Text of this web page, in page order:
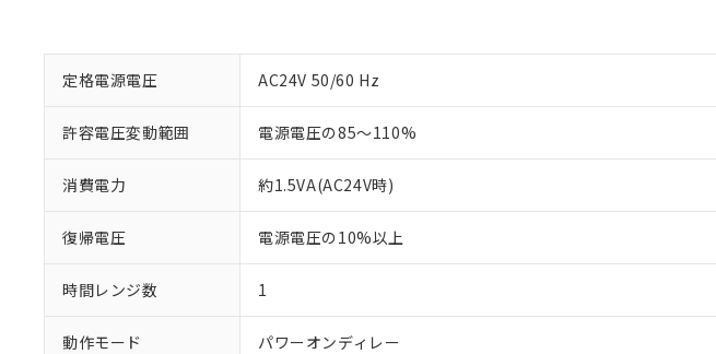
定格電源電圧 AC24V 50/60 Hz
許容電圧変動範囲 電源電圧の85～110%
消費電力 約1.5VA(AC24V時)
復帰電圧 電源電圧の10%以上
時間レンジ数 1
動作モード パワーオンディレー